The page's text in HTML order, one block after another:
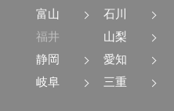
富山
石川
福井
山梨
静岡
愛知
岐阜
三重